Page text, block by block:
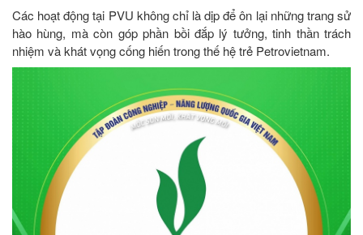
Các hoạt động tại PVU không chỉ là dịp để ôn lại những trang sử
hào hùng, mà còn góp phần bồi đắp lý tưởng, tinh thần trách
nhiệm và khát vọng cống hiến trong thế hệ trẻ Petrovietnam.